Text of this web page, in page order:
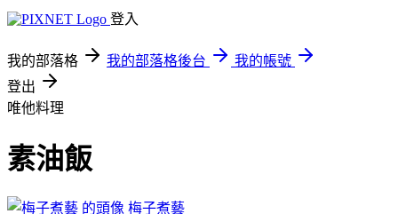
登入
我的部落格 我的部落格後台
我的帳號
登出
唯他料理
素油飯
梅子煮藝